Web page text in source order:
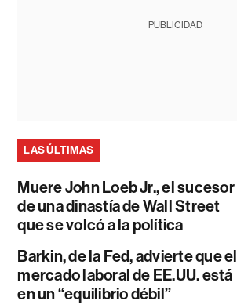
PUBLICIDAD
LAS ÚLTIMAS
Muere John Loeb Jr., el sucesor
de una dinastía de Wall Street
que se volcó a la política
Barkin, de la Fed, advierte que el
mercado laboral de EE.UU. está
en un “equilibrio débil”